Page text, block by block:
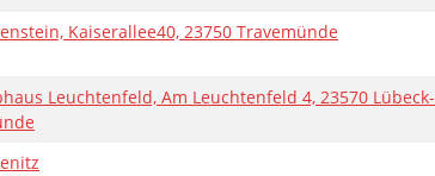
Kaiserallee40, 23750 Travemünde
Leuchtenfeld, Am Leuchtenfeld 4, 23570 Lübeck-